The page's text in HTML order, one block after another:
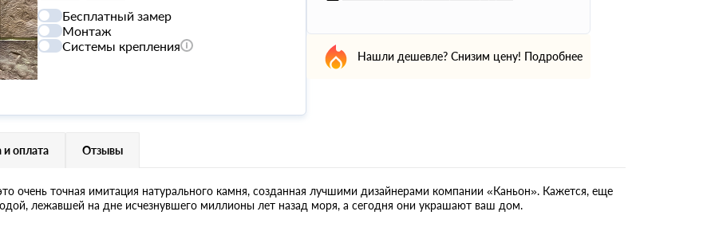
Бесплатный замер
Монтаж
Системы крепления
Нашли дешевле? Снизим цену! Подробнее
и оплата Отзывы
очень точная имитация натурального камня, созданная лучшими дизайнерами компании «Каньон». Кажется, еще
лежавшей на дне исчезнувшего миллионы лет назад моря, а сегодня они украшают ваш дом.